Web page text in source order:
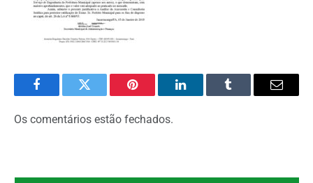
FacebookTwitter Pinterest O
Tumblr
E-
Os comentários estão fechados.